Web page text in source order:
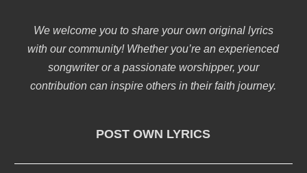
We welcome you to share your own original lyrics
with our community! Whether you’re an experienced
songwriter or a passionate worshipper, your
contribution can inspire others in their faith journey.
POST OWN LYRICS